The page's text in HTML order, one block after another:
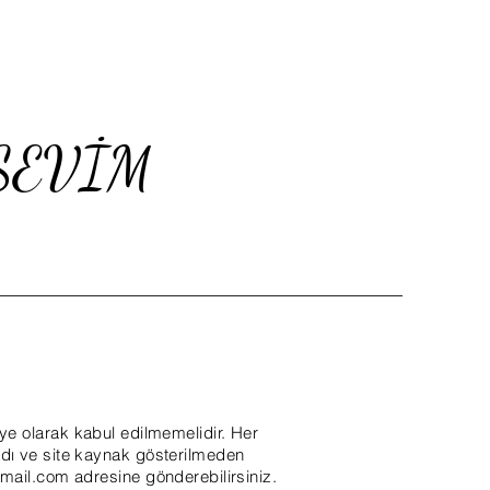
olarak kabul edilmemelidir. Her
ve site kaynak gösterilmeden
adresine gönderebilirsiniz.